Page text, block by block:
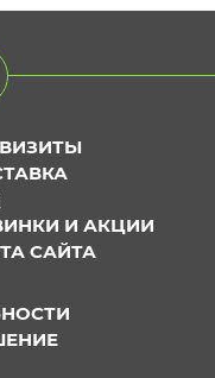
И АКЦИИ
САЙТА